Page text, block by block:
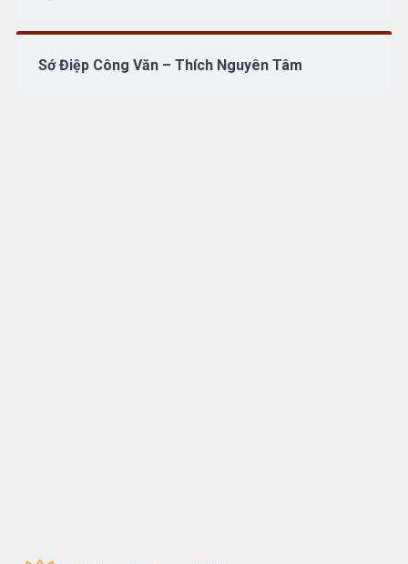
Sớ Điệp Công Văn – Thích Nguyên Tâm